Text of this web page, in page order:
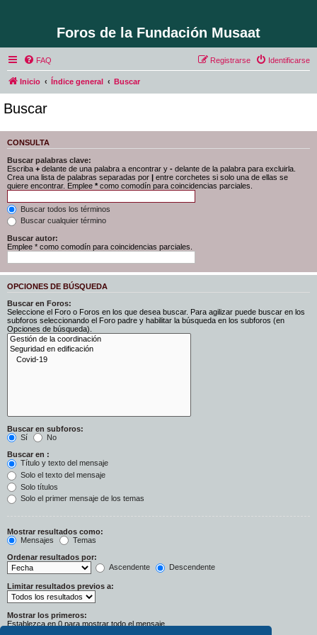
Foros de la Fundación Musaat
FAQ Identificarse
Registrarse
Inicio Índice general Buscar
Buscar
CONSULTA
Buscar palabras clave:
Escriba + delante de una palabra a encontrar y - delante de la palabra para excluirla.
Crea una lista de palabras separadas por | entre corchetes si solo una de ellas se
quiere encontrar. Emplee * como comodín para coincidencias parciales.
Buscar todos los términos
Buscar cualquier término
Buscar autor:
Emplee * como comodín para coincidencias parciales.
OPCIONES DE BÚSQUEDA
Buscar en Foros:
Seleccione el Foro o Foros en los que desea buscar. Para agilizar puede buscar en los
subforos seleccionando el Foro padre y habilitar la búsqueda en los subforos (en
Opciones de búsqueda).
Buscar en subforos:
Sí
No
Buscar en :
Título y texto del mensaje
Solo el texto del mensaje
Solo títulos
Solo el primer mensaje de los temas
Mostrar resultados como:
Mensajes
Temas
Ordenar resultados por:
Ascendente
Descendente
Limitar resultados previos a:
Mostrar los primeros:
Establezca en 0 para mostrar todo el mensaje.